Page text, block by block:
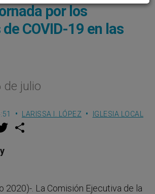
por los
COVID-19 en las
de julio
LARISSA I. LÓPEZ IGLESIA LOCAL
w
2020)-. La Comisión Ejecutiva de la